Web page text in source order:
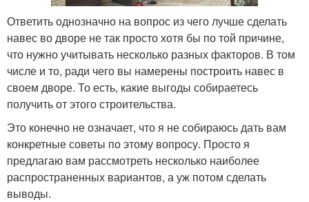
Ответить однозначно на вопрос из чего лучше сделать
навес во дворе не так просто хотя бы по той причине,
что нужно учитывать несколько разных факторов. В том
числе и то, ради чего вы намерены построить навес в
своем дворе. То есть, какие выгоды собираетесь
получить от этого строительства.
Это конечно не означает, что я не собираюсь дать вам
конкретные советы по этому вопросу. Просто я
предлагаю вам рассмотреть несколько наиболее
распространенных вариантов, а уж потом сделать
выводы.